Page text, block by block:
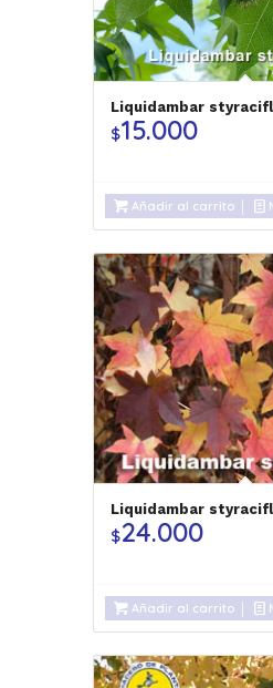
Liquidambar
$15.000
Añadir al carrito
Liquidambar
$24.000
Añadir al carrito